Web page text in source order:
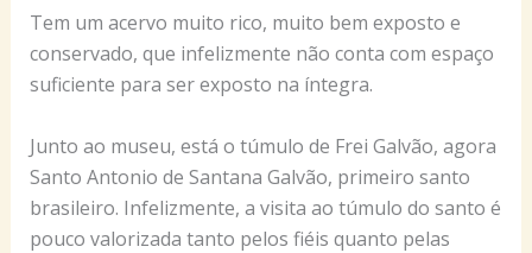
Tem um acervo muito rico, muito bem exposto e
conservado, que infelizmente não conta com espaço
suficiente para ser exposto na íntegra.
Junto ao museu, está o túmulo de Frei Galvão, agora
Santo Antonio de Santana Galvão, primeiro santo
brasileiro. Infelizmente, a visita ao túmulo do santo é
pouco valorizada tanto pelos fiéis quanto pelas